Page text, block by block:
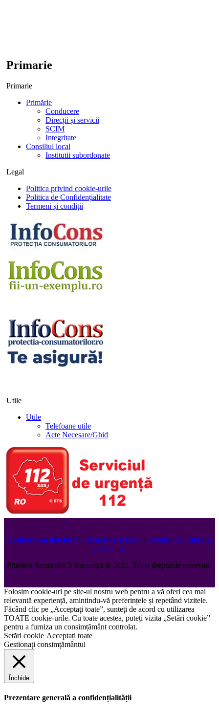
Primarie
Primarie
Primărie
Conducere
Direcții și servicii
SCIM
Integritate
Consiliul local
Institutii subordonate
Legal
Politica privind cookie-urile
Politica de Confidențialitate
Termeni și condiții
Utile
Utile
Telefoane utile
Acte Necesare/Ghid
Prelucrarea datelor cu caracter personal | Politica de utilizare
cookie-uri
Primăria Sectorului 5 București ©️2021. Toate drepturile rezervate.
Folosim cookie-uri pe site-ul nostru web pentru a vă oferi cea mai
relevantă experiență, amintindu-vă preferințele și repetând vizitele.
Făcând clic pe „Acceptați toate”, sunteți de acord cu utilizarea
TOATE cookie-urile. Cu toate acestea, puteți vizita „Setări cookie”
pentru a furniza un consimțământ controlat.
Setări cookie Acceptați toate
Gestionați consimțământul
Închide
Prezentare generală a confidențialității